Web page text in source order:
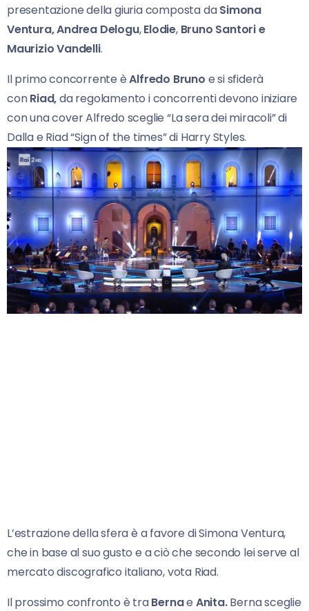
presentazione della giuria composta daSimona
Ventura,Andrea Delogu,Elodie, Bruno Santori e
Maurizio Vandelli.
Il primo concorrente èAlfredo Bruno e si sfiderà
conRiad,da regolamento i concorrenti devono iniziare
con una cover Alfredo sceglie “La sera dei miracoli” di
Dalla e Riad “Sign of the times” di Harry Styles.
L’estrazione della sfera è a favore di Simona Ventura,
che in base al suo gusto e a ciò che secondo lei serve al
mercato discografico italiano, vota Riad.
Il prossimo confronto è traBernae Anita.Berna sceglie